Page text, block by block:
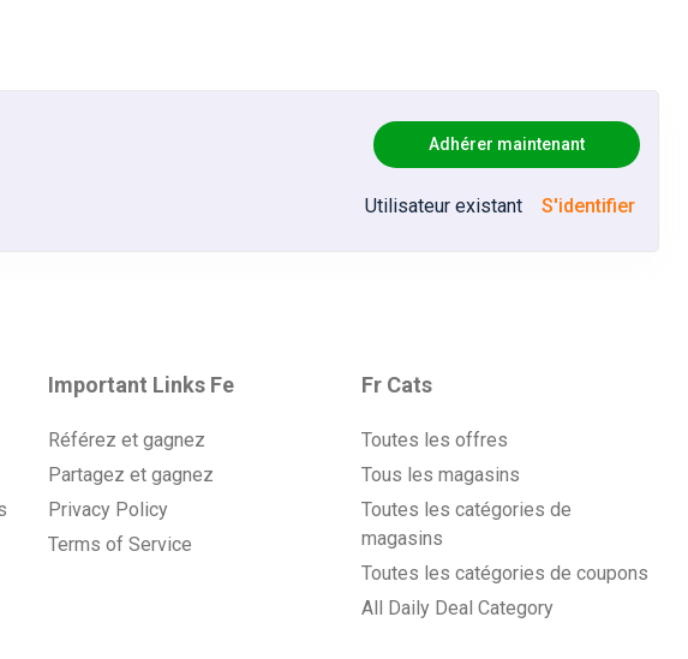
Adhérer maintenant
Utilisateur existant S'identifier
Important Links Fe
Référez et gagnez
Partagez et gagnez
Privacy Policy
Terms of Service
Fr Cats
Toutes les offres
Tous les magasins
Toutes les catégories de
magasins
Toutes les catégories de coupons
All Daily Deal Category